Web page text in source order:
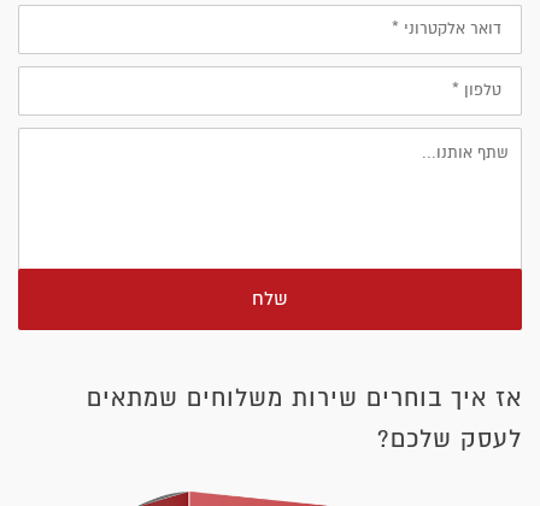
דוא״ל
טלפון
שלח
אז איך בוחרים שירות משלוחים שמתאים
לעסק שלכם?